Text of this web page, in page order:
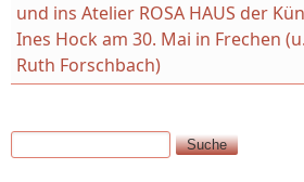
und ins Atelier ROSA HAUS der
Ines Hock am 30. Mai in Frechen
Ruth Forschbach)
Suchformular
Suche